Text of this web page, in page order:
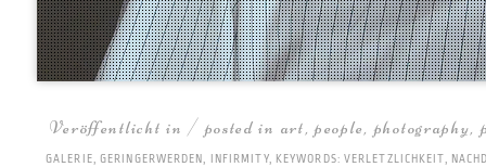
Veröffentlicht in / posted in art,people, photography,
GALERIE, GERINGERWERDEN, INFIRMITY, KEYWORDS: VERLETZLICHKEIT,